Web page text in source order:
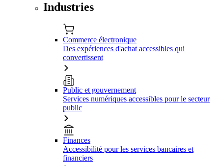
Industries
Commerce électronique
Des expériences d'achat accessibles qui
convertissent
Public et gouvernement
Services numériques accessibles pour le secteur
public
Finances
Accessibilité pour les services bancaires et
financiers